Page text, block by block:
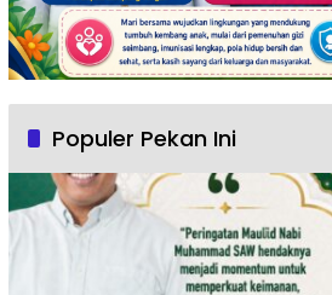
Populer Pekan Ini